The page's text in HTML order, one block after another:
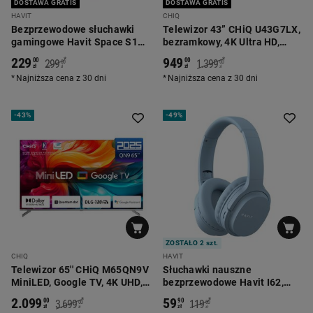
DOSTAWA GRATIS
HAVIT
Bezprzewodowe słuchawki
gamingowe Havit Space S1
H670BT, srebrne
229 00
zł 299 00
zł
*
Najniższa cena z 30 dni
DOSTAWA GRATIS
CHIQ
Telewizor 43” CHiQ U43G7LX,
bezramkowy, 4K Ultra HD,
949 00
zł 1.399 00
zł
*
Najniższa cena z 30 dni
-43%
CHIQ
Telewizor 65'' CHiQ M65QN9V
MiniLED, Google TV, 4K UHD,
2.099 00
zł 3.699 00
zł
*
-49%
ZOSTAŁO 2 szt.
HAVIT
Słuchawki nauszne
bezprzewodowe Havit I62,
składane, niebieskie
5990
zł 119 00
zł
*